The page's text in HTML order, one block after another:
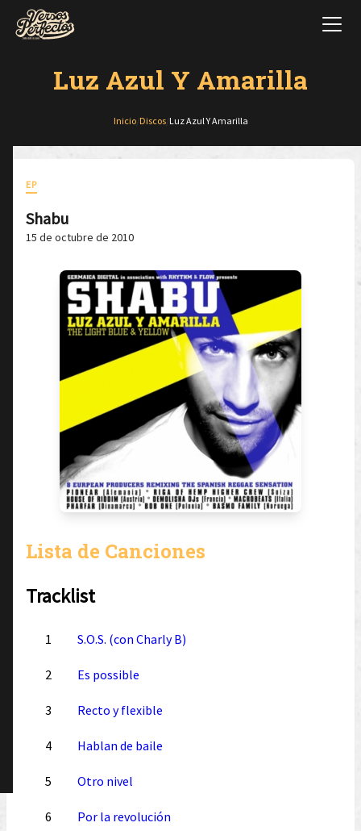
Luz Azul Y Amarilla
Inicio/ Discos/ Luz Azul Y Amarilla
EP
Shabu
15 de octubre de 2010
Lista de Canciones
Tracklist
1 S.O.S. (con Charly B)
2 Es possible
3 Recto y flexible
4 Hablan de baile
5 Otro nivel
6 Por la revolución